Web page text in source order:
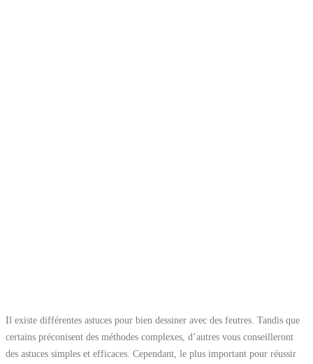
Il existe différentes astuces pour bien dessiner avec des feutres. Tandis que
certains préconisent des méthodes complexes, d’autres vous conseilleront
des astuces simples et efficaces. Cependant, le plus important pour réussir